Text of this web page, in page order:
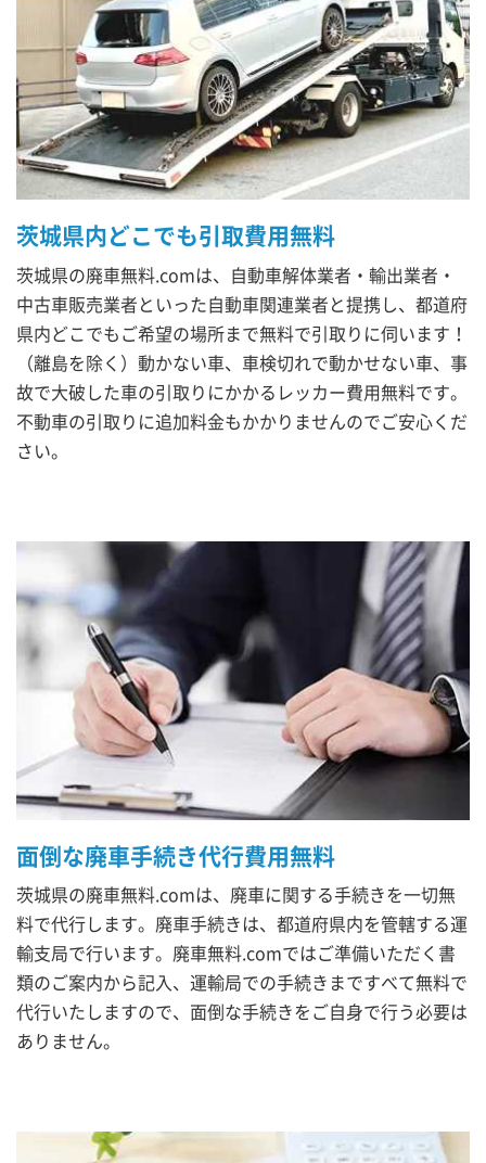
茨城県内どこでも引取費用無料
茨城県の廃車無料.comは、自動車解体業者・輸出業者・
中古車販売業者といった自動車関連業者と提携し、都道府
県内どこでもご希望の場所まで無料で引取りに伺います！
（離島を除く）動かない車、車検切れで動かせない車、事
故で大破した車の引取りにかかるレッカー費用無料です。
不動車の引取りに追加料金もかかりませんのでご安心くだ
さい。
面倒な廃車手続き代行費用無料
茨城県の廃車無料.comは、廃車に関する手続きを一切無
料で代行します。廃車手続きは、都道府県内を管轄する運
輸支局で行います。廃車無料.comではご準備いただく書
類のご案内から記入、運輸局での手続きまですべて無料で
代行いたしますので、面倒な手続きをご自身で行う必要は
ありません。